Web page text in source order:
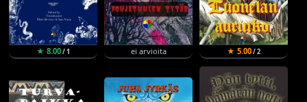
★ 8.00/ 1 ei arvioita ★ 5.00/ 2